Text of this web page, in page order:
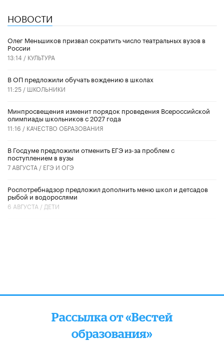
НОВОСТИ
Олег Меньшиков призвал сократить число театральных вузов в
России
13:14 / КУЛЬТУРА
В ОП предложили обучать вождению в школах
11:25 / ШКОЛЬНИКИ
Минпросвещения изменит порядок проведения Всероссийской
олимпиады школьников с 2027 года
11:16 / КАЧЕСТВО ОБРАЗОВАНИЯ
В Госдуме предложили отменить ЕГЭ из-за проблем с
поступлением в вузы
7 АВГУСТА / ЕГЭ И ОГЭ
Роспотребнадзор предложил дополнить меню школ и детсадов
рыбой и водорослями
6 АВГУСТА / ДЕТИ
Рассылка от «Вестей
образования»